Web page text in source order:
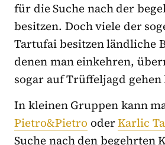
für die Suche nach der
besitzen. Doch viele der
Tartufai besitzen ländliche
denen man einkehren,
sogar auf Trüffeljagd gehen
In kleinen Gruppen kann
Pietro&Pietro oderKarlic
Suche nach den begehrten